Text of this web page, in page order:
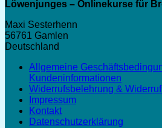
Löwenjunges – Onlinekurse für
Maxi Sesterhenn
56761 Gamlen
Deutschland
Allgemeine
Kundeninformationen
Widerrufsbelehrung &
Impressum
Kontakt
Datenschutzerklärung